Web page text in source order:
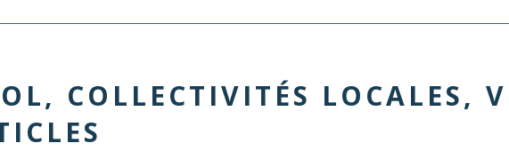
, COLLECTIVITÉS LOCALES,